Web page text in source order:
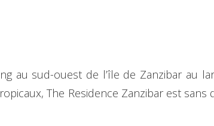
au sud-ouest de l’île de Zanzibar au
The Residence Zanzibar est